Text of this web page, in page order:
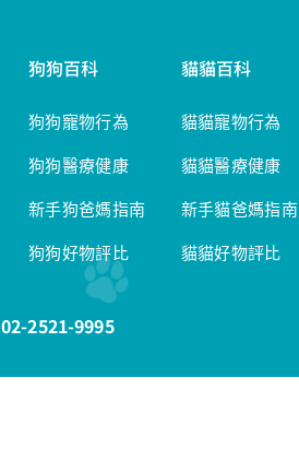
狗狗百科
狗狗寵物行為
狗狗醫療健康
新手狗爸媽指南
狗狗好物評比
貓貓百科
貓貓寵物行為
貓貓醫療健康
新手貓爸媽指南
貓貓好物評比
02-2521-9995